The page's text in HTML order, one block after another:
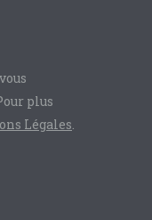
plus
Légales